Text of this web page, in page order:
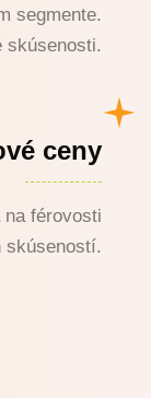
segmente.
skúsenosti.
ceny
na férovosti
skúseností.